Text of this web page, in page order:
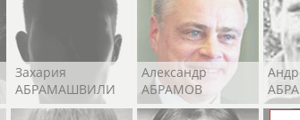
Захария
АБРАМАШВИЛИ
Александр
АБРАМОВ